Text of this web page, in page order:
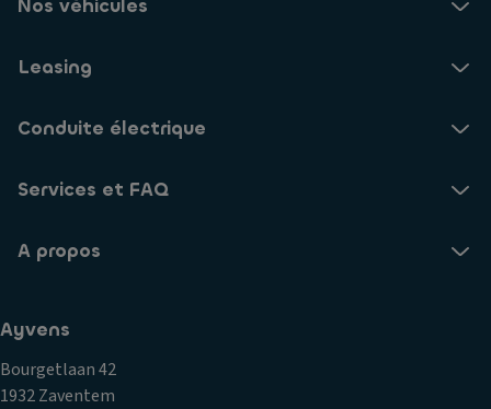
Nos véhicules
Leasing
Conduite électrique
Services et FAQ
A propos
Ayvens
Bourgetlaan 42
1932 Zaventem